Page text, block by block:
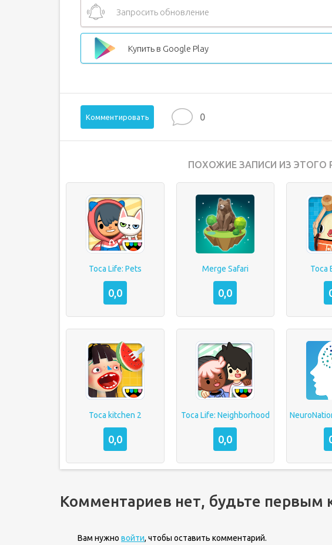
Запросить обновление
Купить в Google Play
Комментировать 0
ПОХОЖИЕ ЗАПИСИ ИЗ ЭТОГО
Toca Life: Pets
0,0
Merge Safari
0,0
Toca
Toca kitchen 2
0,0
Toca Life: Neighborhood
0,0
Комментариев нет, будьте первым
Вам нужно войти, чтобы оставить комментарий.